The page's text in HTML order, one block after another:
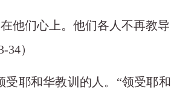
他们心上。他们各人不再教
34）
受耶和华教训的人。“领受耶